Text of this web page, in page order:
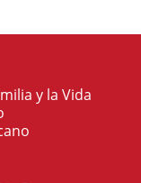
y la Vida